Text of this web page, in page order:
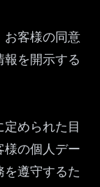
お客様の同意
報を開示する
められた目
様の個人デー
を遵守するた